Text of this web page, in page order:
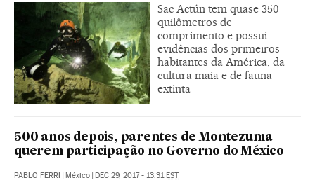
Sac Actún tem quase 350
quilômetros de
comprimento e possui
evidências dos primeiros
habitantes da América, da
cultura maia e de fauna
extinta
500 anos depois, parentes de Montezuma
querem participação no Governo do México
PABLO FERRI | México | DEC 29, 2017 - 13:31EST